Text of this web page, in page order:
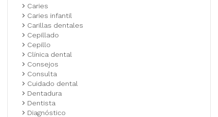
Caries
Caries infantil
Carillas dentales
Cepillado
Cepillo
Clínica dental
Consejos
Consulta
Cuidado dental
Dentadura
Dentista
Diagnóstico